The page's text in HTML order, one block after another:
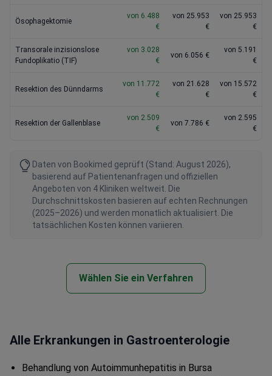
Ösophagektomie
von 6.488
€
von 25.953
€
von 25.953
€
Transorale inzisionslose
Fundoplikatio (TIF)
von 3.028
€
von 6.056 €
von 5.191
€
Resektion des Dünndarms
von 11.772
€
von 21.628
€
von 15.572
€
Resektion der Gallenblase
von 2.509
€
von 7.786 €
von 2.595
€
Daten von Bookimed geprüft (Stand: August 2026),
basierend auf Patientenanfragen und offiziellen
Angeboten von 4 Kliniken weltweit. Die
Durchschnittskosten basieren auf echten Rechnungen
(2025–2026) und werden monatlich aktualisiert. Die
tatsächlichen Kosten können variieren.
Wählen Sie ein Verfahren
Alle Erkrankungen in Gastroenterologie
Behandlung von Autoimmunhepatitis in Bursa